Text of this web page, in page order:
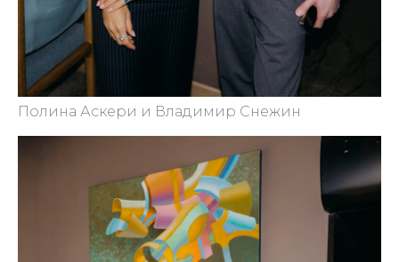
Полина Аскери и Владимир Снежин